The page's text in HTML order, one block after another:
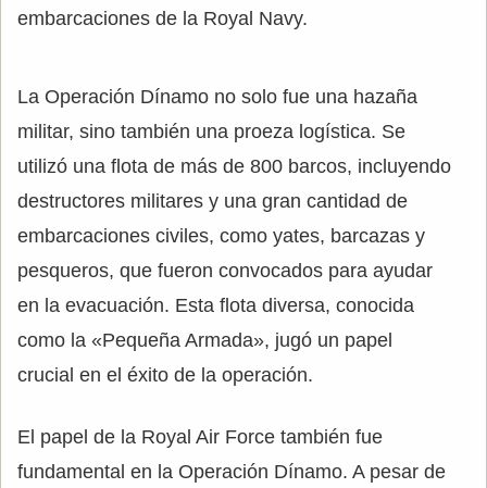
embarcaciones de la Royal Navy.
La Operación Dínamo no solo fue una hazaña
militar, sino también una proeza logística. Se
utilizó una flota de más de 800 barcos, incluyendo
destructores militares y una gran cantidad de
embarcaciones civiles, como yates, barcazas y
pesqueros, que fueron convocados para ayudar
en la evacuación. Esta flota diversa, conocida
como la «Pequeña Armada», jugó un papel
crucial en el éxito de la operación.
El papel de la Royal Air Force también fue
fundamental en la Operación Dínamo. A pesar de